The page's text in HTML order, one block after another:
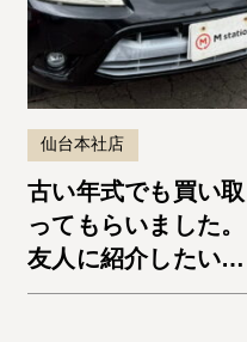
仙台本社店
古い年式でも買い取
ってもらいました。
友人に紹介したいと
思います。エスケー